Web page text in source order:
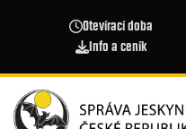
Otevírací doba
Info a ceník